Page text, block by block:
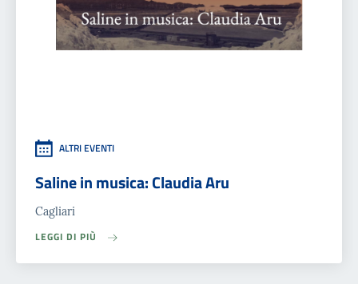
ALTRI EVENTI
Saline in musica: Claudia Aru
Cagliari
LEGGI DI PIÙ